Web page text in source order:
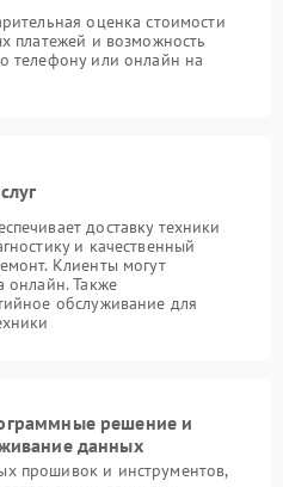
оценка стоимости
платежей и возможность
телефону или онлайн на
доставку техники
и качественный
Клиенты могут
онлайн. Также
обслуживание для
решение и
данных
прошивок и инструментов,